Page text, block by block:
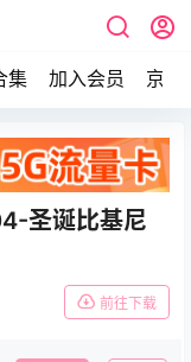
集 加入会员 京东
圣诞比基尼
前往下载